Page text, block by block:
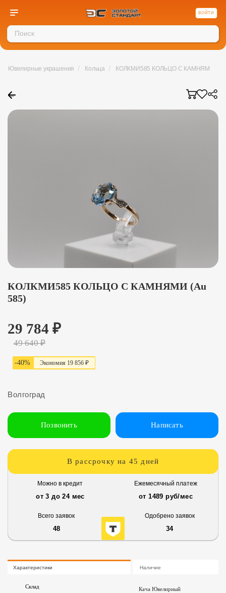
ВОЙТИ
←
Ювелирные украшения / Кольца / КОЛКМИ585 КОЛЬЦО С КАМНЯМИ (Au
КОЛКМИ585 КОЛЬЦО С КАМНЯМИ (Au
585)
29 784 ₽
49 640₽
-40% Экономия 19 856 ₽
Волгоград
Позвонить Написать
В рассрочку на 45 дней
Можно в кредит
от 3 до 24 мес
Ежемесячный платеж
от 1489 руб/мес
Всего заявок
48
Одобрено заявок
34
Характеристики Наличие
Склад Кача Ювелирный